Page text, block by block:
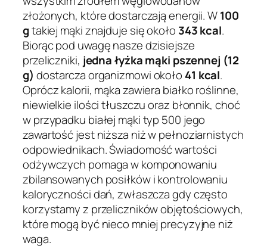
złożonych, które dostarczają energii. W100
gtakiej mąki znajduje się około 343 kcal.
Biorąc pod uwagę nasze dzisiejsze
przeliczniki, jedna łyżka mąki pszennej (12
g) dostarcza organizmowi około 41 kcal.
Oprócz kalorii, mąka zawiera białko roślinne,
niewielkie ilości tłuszczu oraz błonnik, choć
w przypadku białej mąki typ 500 jego
zawartość jest niższa niż w pełnoziarnistych
odpowiednikach. Świadomość wartości
odżywczych pomaga w komponowaniu
zbilansowanych posiłków i kontrolowaniu
kaloryczności dań, zwłaszcza gdy często
korzystamy z przeliczników objętościowych,
które mogą być nieco mniej precyzyjne niż
waga.